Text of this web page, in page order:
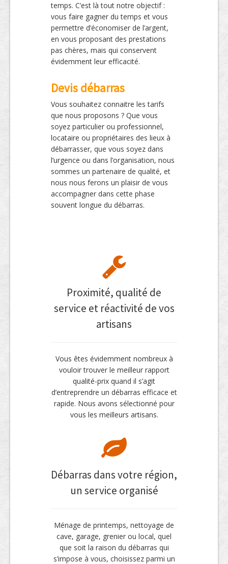
temps. C’est là tout notre objectif :
vous faire gagner du temps et vous
permettre d’économiser de l’argent,
en vous proposant des prestations
pas chères, mais qui conservent
évidemment leur efficacité.
Devis débarras
Vous souhaitez connaitre les tarifs
que nous proposons ? Que vous
soyez particulier ou professionnel,
locataire ou propriétaires des lieux à
débarrasser, que vous soyez dans
l’urgence ou dans l’organisation, nous
sommes un partenaire de qualité, et
nous nous ferons un plaisir de vous
accompagner dans cette phase
souvent longue du débarras.
Proximité, qualité de
service et réactivité de vos
artisans
Vous êtes évidemment nombreux à
vouloir trouver le meilleur rapport
qualité-prix quand il s’agit
d’entreprendre un débarras efficace et
rapide. Nous avons sélectionné pour
vous les meilleurs artisans.
Débarras dans votre région,
un service organisé
Ménage de printemps, nettoyage de
cave, garage, grenier ou local, quel
que soit la raison du débarras qui
s’impose à vous, choisissez parmi un